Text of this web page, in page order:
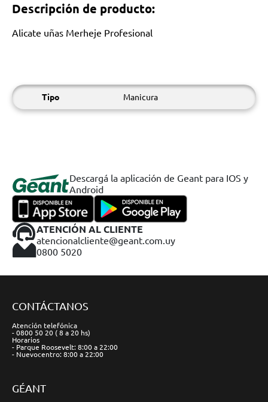
Descripción de producto:
Alicate uñas Merheje Profesional
Tipo Manicura
Descargá la aplicación de Geant para IOS y
Android
ATENCIÓN AL CLIENTE
atencionalcliente@geant.com.uy
0800 5020
CONTÁCTANOS
Atención telefónica
- 0800 50 20 ( 8 a 20 hs)
Horarios
- Parque Roosevelt: 8:00 a 22:00
- Nuevocentro: 8:00 a 22:00
GÉANT